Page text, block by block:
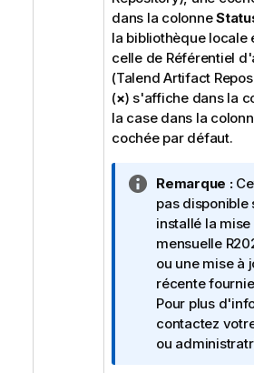
dans la colonne
la bibliothèque locale
celle de Référentiel
(Talend Artifact
(×) s'affiche dans la
la case dans la
cochée par défaut.
N
o
t
e
I
n
f
o
r
Remarque :
pas disponible
installé la mise
mensuelle
ou une mise à
récente
Pour plus
contactez
ou